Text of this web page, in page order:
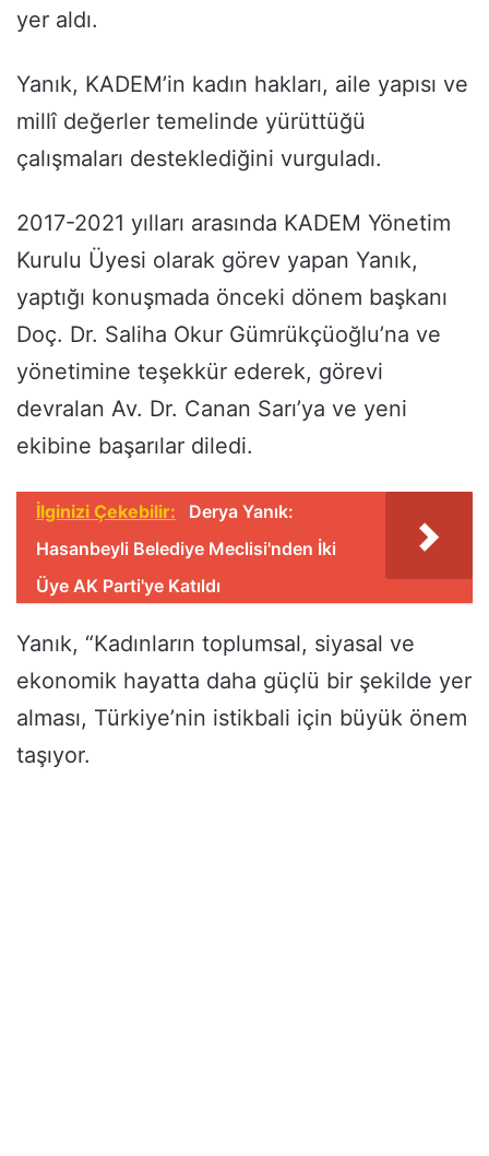
yer aldı.
Yanık, KADEM’in kadın hakları, aile yapısı ve
millî değerler temelinde yürüttüğü
çalışmaları desteklediğini vurguladı.
2017-2021 yılları arasında KADEM Yönetim
Kurulu Üyesi olarak görev yapan Yanık,
yaptığı konuşmada önceki dönem başkanı
Doç. Dr. Saliha Okur Gümrükçüoğlu’na ve
yönetimine teşekkür ederek, görevi
devralan Av. Dr. Canan Sarı’ya ve yeni
ekibine başarılar diledi.
İlginizi Çekebilir:
Derya Yanık:
Hasanbeyli Belediye Meclisi'nden İki
Üye AK Parti'ye Katıldı
Yanık, “Kadınların toplumsal, siyasal ve
ekonomik hayatta daha güçlü bir şekilde yer
alması, Türkiye’nin istikbali için büyük önem
taşıyor.